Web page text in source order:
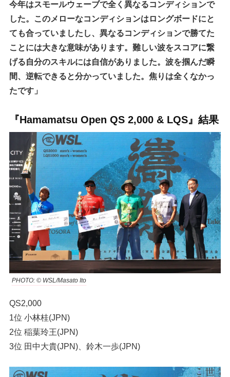
今年はスモールウェーブで全く異なるコンディションで
した。このメローなコンディションはロングボードにと
ても合っていましたし、異なるコンディションで勝てた
ことには大きな意味があります。難しい波をスコアに繋
げる自分のスキルには自信がありました。波を掴んだ瞬
間、逆転できると分かっていました。焦りは全くなかっ
たです」
『Hamamatsu Open QS 2,000 & LQS』結果
PHOTO: © WSL/Masato Ito
QS2,000
1位 小林桂(JPN)
2位 稲葉玲王(JPN)
3位 田中大貴(JPN)、鈴木一歩(JPN)